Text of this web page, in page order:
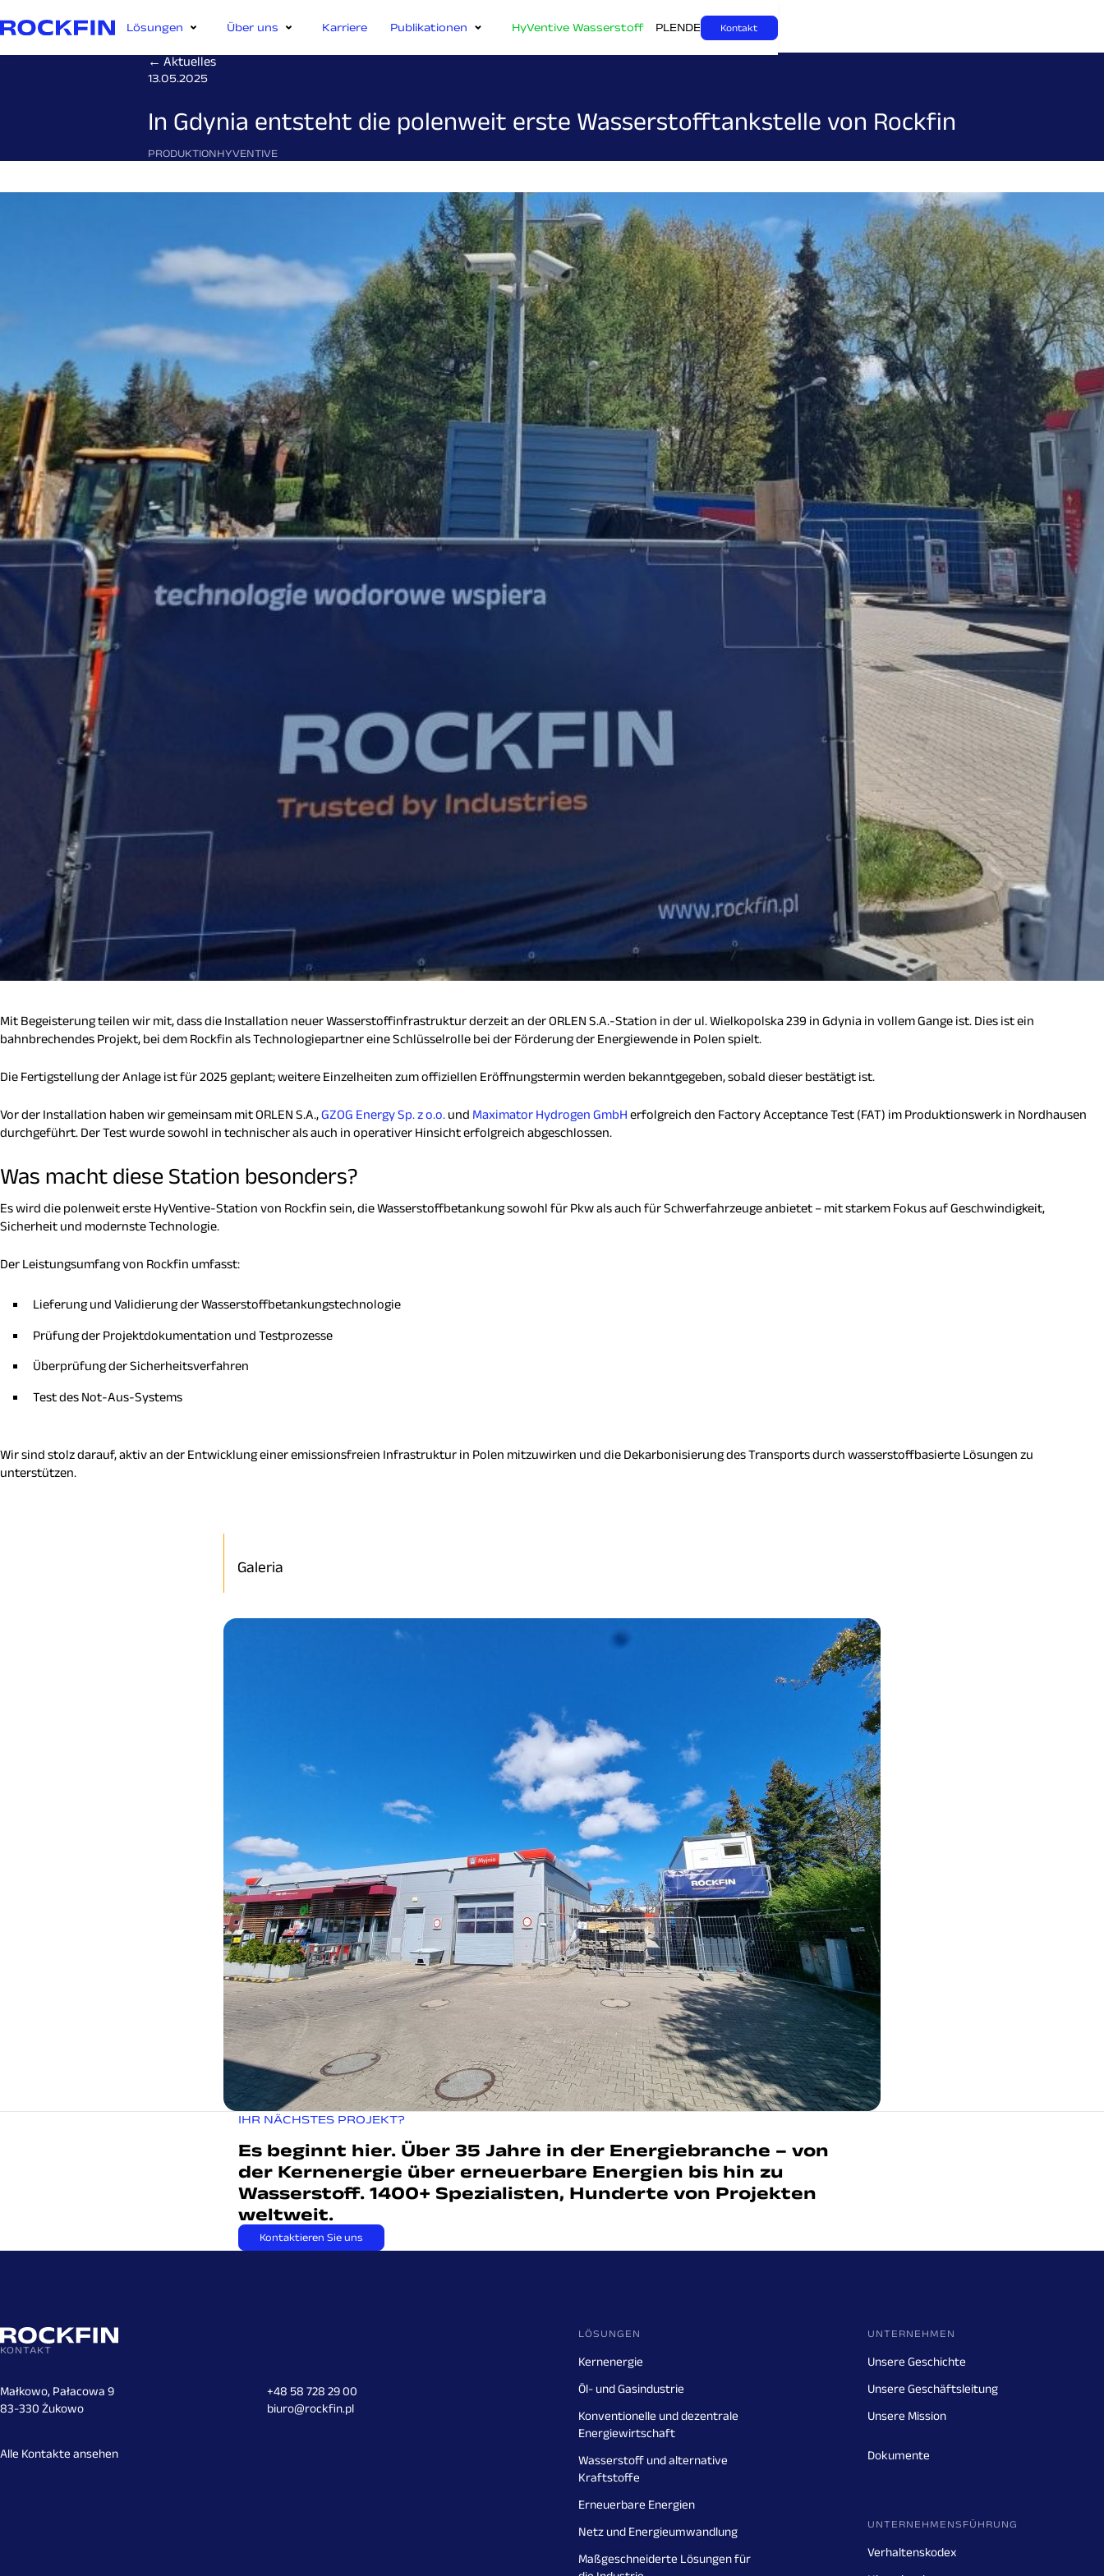
Lösungen Über uns Karriere Publikationen HyVentive Wasserstoff PL ENDE Kontakt
← Aktuelles
13.05.2025
In Gdynia entsteht die polenweit erste Wasserstofftankstelle von Rockfin
PRODUKTIONHYVENTIVE
Mit Begeisterung teilen wir mit, dass die Installation neuer Wasserstoffinfrastruktur derzeit an der ORLEN S.A.-Station in der ul. Wielkopolska 239 in Gdynia in vollem Gange ist. Dies ist ein
bahnbrechendes Projekt, bei dem Rockfin als Technologiepartner eine Schlüsselrolle bei der Förderung der Energiewende in Polen spielt.
Die Fertigstellung der Anlage ist für 2025 geplant; weitere Einzelheiten zum offiziellen Eröffnungstermin werden bekanntgegeben, sobald dieser bestätigt ist.
Vor der Installation haben wir gemeinsam mit ORLEN S.A.,GZOG Energy Sp. z o.o. und Maximator Hydrogen GmbH erfolgreich den Factory Acceptance Test (FAT) im Produktionswerk in Nordhausen
durchgeführt. Der Test wurde sowohl in technischer als auch in operativer Hinsicht erfolgreich abgeschlossen.
Was macht diese Station besonders?
Es wird die polenweit erste HyVentive-Station von Rockfin sein, die Wasserstoffbetankung sowohl für Pkw als auch für Schwerfahrzeuge anbietet – mit starkem Fokus auf Geschwindigkeit,
Sicherheit und modernste Technologie.
Der Leistungsumfang von Rockfin umfasst:
Lieferung und Validierung der Wasserstoffbetankungstechnologie
Prüfung der Projektdokumentation und Testprozesse
Überprüfung der Sicherheitsverfahren
Test des Not-Aus-Systems
Wir sind stolz darauf, aktiv an der Entwicklung einer emissionsfreien Infrastruktur in Polen mitzuwirken und die Dekarbonisierung des Transports durch wasserstoffbasierte Lösungen zu
unterstützen.
Galeria
IHR NÄCHSTES PROJEKT?
Es beginnt hier. Über 35 Jahre in der Energiebranche – von
der Kernenergie über erneuerbare Energien bis hin zu
Wasserstoff. 1400+ Spezialisten, Hunderte von Projekten
weltweit.
Kontaktieren Sie uns
KONTAKT
Małkowo, Pałacowa 9
83-330 Żukowo
+48 58 728 29 00
biuro@rockfin.pl
Alle Kontakte ansehen
LÖSUNGEN
Kernenergie
Öl- und Gasindustrie
Konventionelle und dezentrale
Energiewirtschaft
Wasserstoff und alternative
Kraftstoffe
Erneuerbare Energien
Netz und Energieumwandlung
Maßgeschneiderte Lösungen für
UNTERNEHMEN
Unsere Geschichte
Unsere Geschäftsleitung
Unsere Mission
Dokumente
UNTERNEHMENSFÜHRUNG
Verhaltenskodex